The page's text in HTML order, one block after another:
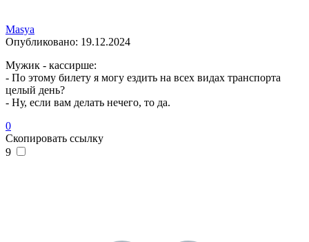
Masya
Опубликовано: 19.12.2024
Мужик - кассирше:
- По этому билету я могу ездить на всех видах транспорта
целый день?
- Ну, если вам делать нечего, то да.
0
Скопировать ссылку
9